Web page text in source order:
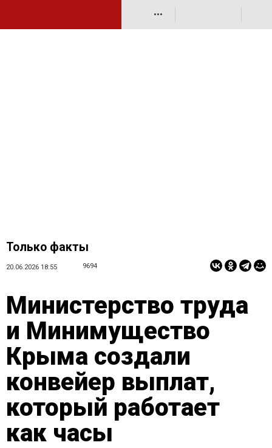
•••
Только факты
20.06.2026 18:55 9694
Министерство труда
и Минимущество
Крыма создали
конвейер выплат,
который работает
как часы